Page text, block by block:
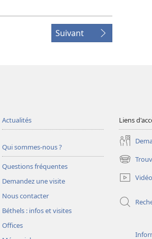
Suivant
Actualités
Qui sommes-nous ?
Questions fréquentes
Demandez une visite
Nous contacter
Béthels : infos et visites
Offices
Liens
(ouvre
une
nouvelle